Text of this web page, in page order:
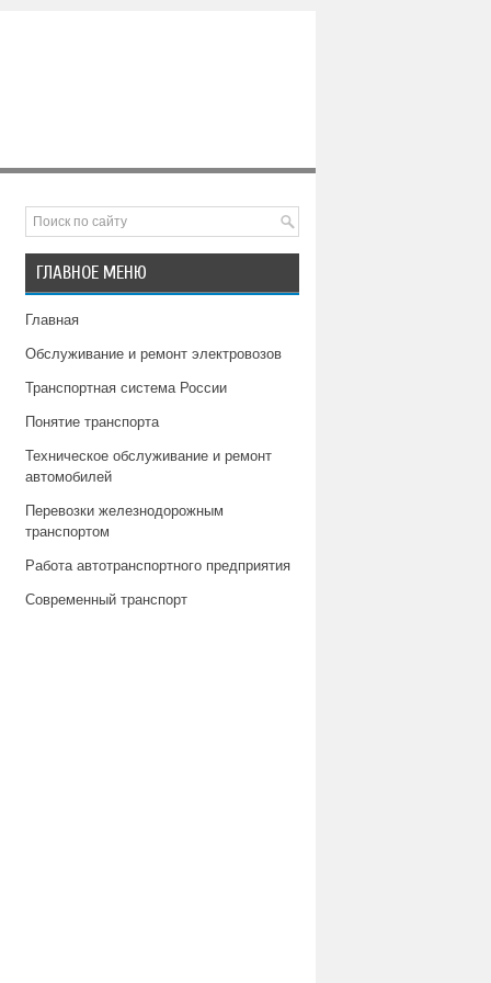
ГЛАВНОЕ МЕНЮ
Главная
Обслуживание и ремонт электровозов
Транспортная система России
Понятие транспорта
Техническое обслуживание и ремонт
автомобилей
Перевозки железнодорожным
транспортом
Работа автотранспортного предприятия
Современный транспорт